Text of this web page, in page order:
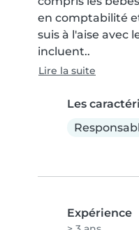
en comptabilité
suis à l'aise avec
incluent..
Lire la suite
Les
Expérience